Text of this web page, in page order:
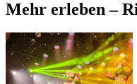
Mehr erleben –